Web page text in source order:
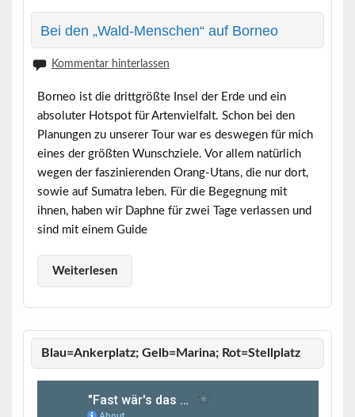
Bei den „Wald-Menschen“ auf Borneo
Kommentar hinterlassen
Borneo ist die drittgrößte Insel der Erde und ein
absoluter Hotspot für Artenvielfalt. Schon bei den
Planungen zu unserer Tour war es deswegen für mich
eines der größten Wunschziele. Vor allem natürlich
wegen der faszinierenden Orang-Utans, die nur dort,
sowie auf Sumatra leben. Für die Begegnung mit
ihnen, haben wir Daphne für zwei Tage verlassen und
sind mit einem Guide
Weiterlesen
Blau=Ankerplatz; Gelb=Marina; Rot=Stellplatz